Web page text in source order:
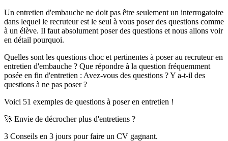
Un entretien d'embauche ne doit pas être seulement un interrogatoire
dans lequel le recruteur est le seul à vous poser des questions comme
à un élève. Il faut absolument poser des questions et nous allons voir
en détail pourquoi.
Quelles sont les questions choc et pertinentes à poser au recruteur en
entretien d'embauche ? Que répondre à la question fréquemment
posée en fin d'entretien : Avez-vous des questions ? Y a-t-il des
questions à ne pas poser ?
Voici 51 exemples de questions à poser en entretien !
🚀 Envie de décrocher plus d'entretiens ?
3 Conseils en 3 jours pour faire un CV gagnant.